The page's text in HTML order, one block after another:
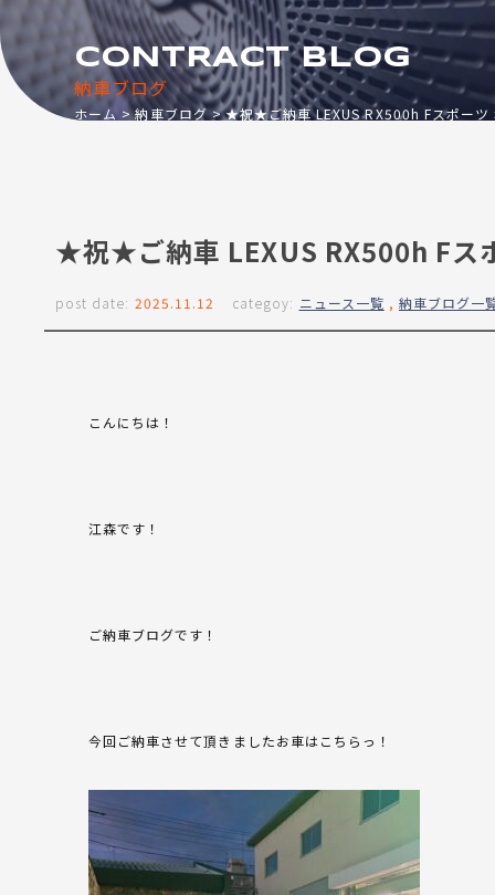
納車ブログ
CONTRACT BLOG
ホーム 納車ブログ ★祝★ご納車 LEXUS RX500h Fスポーツ
★祝★ご納車 LEXUS RX500h Fス
post date: 2025.11.12 categoy: ニュース一覧 , 納車ブログ一
こんにちは！
江森です！
ご納車ブログです！
今回ご納車させて頂きましたお車はこちらっ！